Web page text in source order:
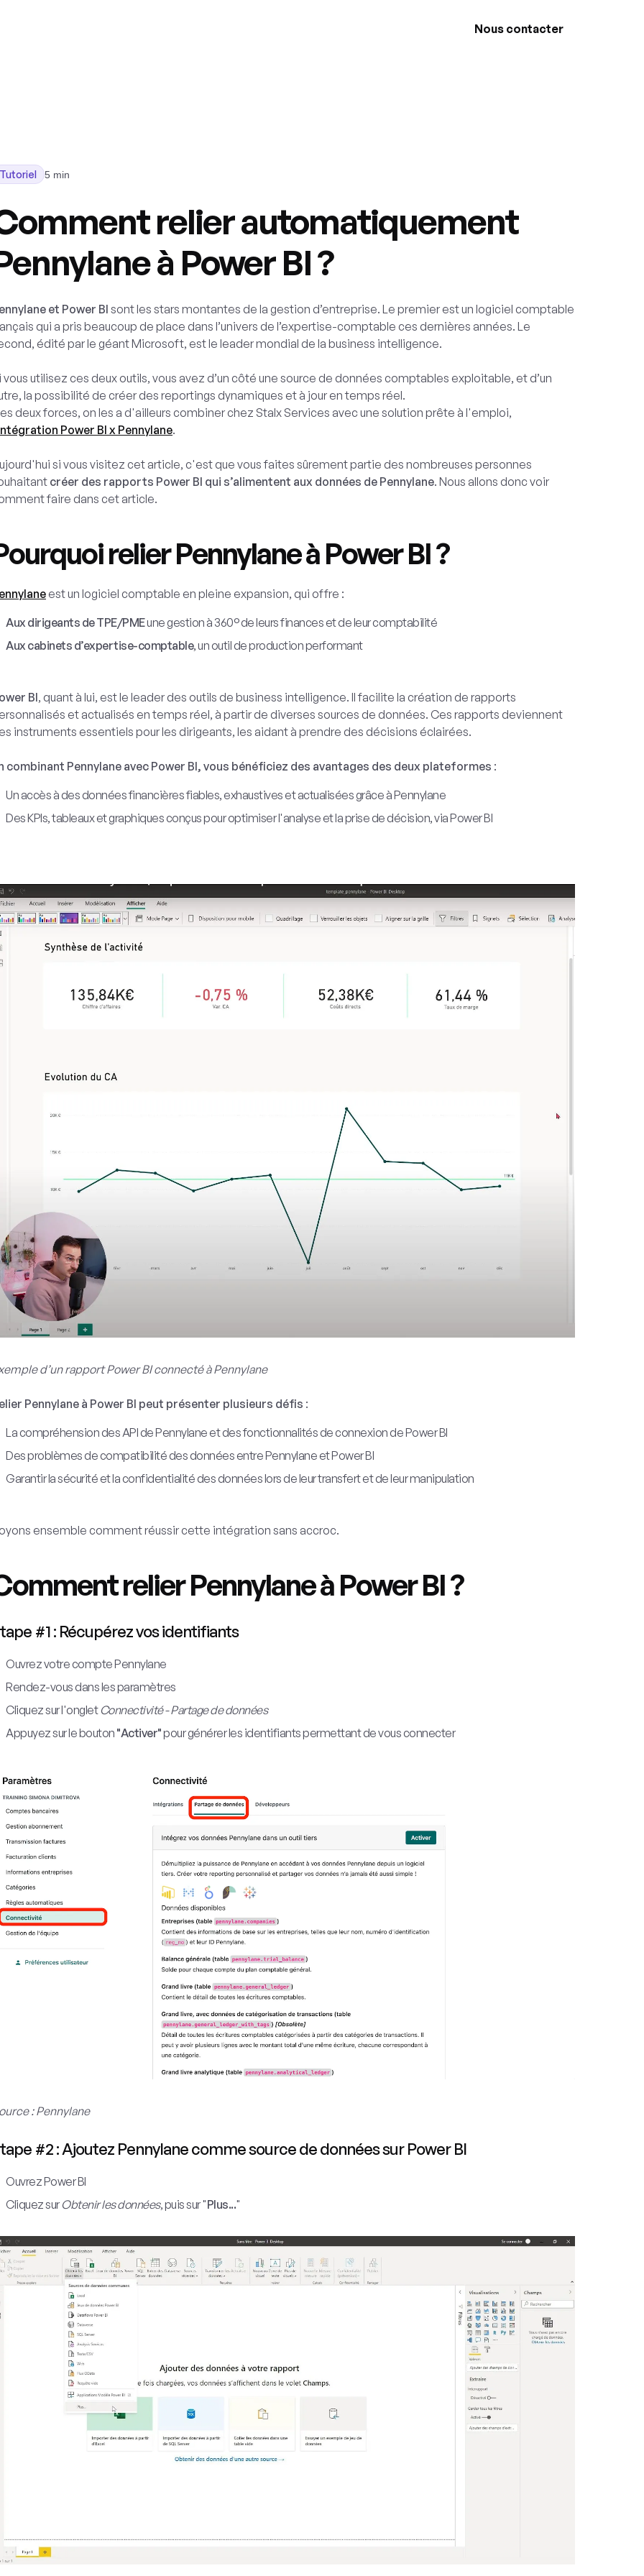
Nous contacter
Tutoriel 5 min
relier automatiquement
à Power BI ?
et Power BI sont les stars montantes de la gestion d’entreprise. Le premier est un logiciel comptable
qui a pris beaucoup de place dans l’univers de l’expertise-comptable ces dernières années. Le
édité par le géant Microsoft, est le leader mondial de la business intelligence.
vous utilisez ces deux outils, vous avez d’un côté une source de données comptables exploitable, et d’un
la possibilité de créer des reportings dynamiques et à jour en temps réel.
deux forces, on les a d'ailleurs combiner chez Stalx Services avec une solution prête à l'emploi,
Power BI x Pennylane.
si vous visitez cet article, c'est que vous faites sûrement partie des nombreuses personnes
créer des rapports Power BI qui s’alimentent aux données de Pennylane. Nous allons donc voir
faire dans cet article.
relier Pennylane à Power BI ?
est un logiciel comptable en pleine expansion, qui offre :
Aux dirigeants de TPE/PMEune gestion à 360° de leurs finances et de leur comptabilité
Aux cabinets d’expertise-comptable, un outil de production performant
BI, quant à lui, est le leader des outils de business intelligence. Il facilite la création de rapports
et actualisés en temps réel, à partir de diverses sources de données. Ces rapports deviennent
instruments essentiels pour les dirigeants, les aidant à prendre des décisions éclairées.
combinant Pennylane avec Power BI, vous bénéficiez des avantages des deux plateformes :
Un accès à des données financières fiables, exhaustives et actualisées grâce à Pennylane
Des KPIs, tableaux et graphiques conçus pour optimiser l'analyse et la prise de décision, via Power BI
d’un rapport Power BI connecté à Pennylane
Pennylane à Power BI peut présenter plusieurs défis :
La compréhension des API de Pennylane et des fonctionnalités de connexion de Power BI
Des problèmes de compatibilité des données entre Pennylane et Power BI
Garantir la sécurité et la confidentialité des données lors de leur transfert et de leur manipulation
ensemble comment réussir cette intégration sans accroc.
relier Pennylane à Power BI ?
#1 : Récupérez vos identifiants
Ouvrez votre compte Pennylane
Rendez-vous dans les paramètres
Cliquez sur l'onglet Connectivité - Partage de données
Appuyez sur le bouton "Activer"pour générer les identifiants permettant de vous connecter
: Pennylane
#2 : Ajoutez Pennylane comme source de données sur Power BI
Ouvrez Power BI
Cliquez sur Obtenir les données, puis sur "Plus..."